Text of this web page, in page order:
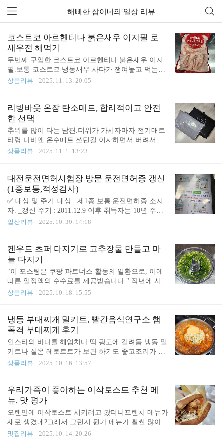
전체 글 (54)
해삐한 삼이네의 일상 리뷰
코스트코 아르헨티나 붉은새우 이지필 로
새우전 해먹기
두번째 구입한 코스트코 아르헨티나 붉은새우 이지
필.보통 코스트코 냉동새우 사다가 쟁여놓고 먹는데,
지난 추석때 아르헨티나 붉은새우 사먹어 봤더니맛
이라 그런가?더 빨리 해동되는 느낌.그리고 아르헨티
나 붉은새우 '이지필' 인 이유.등쪽으로 칼집이 나있
어 해동만 살짝 시켜줘도 쇽쇽 잘까짐.칼집만 있는게
아니라 내장도 제거되어 있어 무척 편하다.새우전을
만들려고 꼬리는 살려서 껍질 제거함.그리고 기름 튈
까봐 꼬리에 물총은 제거하고 소금, 후추로 밑간해
만큼 탱글한 느낌보다는 좀더 부드러워서 오래 익혀
도 질기다는 느낌이 없는것이 특징.그리고 게살못지
않은 단맛을 느낄수 있다..
상품리뷰 2025. 11. 13. 20:05
리빙바웃 온잠 탄소매트, 합리적이고 안전
한 선택
추위를 많이 타는 남편.더위가 가시자마자 전기매트
타령.나비엔 온수매트 쓰던걸 이사하면서 버려서 온
열매트가 없는 상태.3년차 신축인데 방마다 창이 크
는 리빙바웃의 온잠 탄소매트.애들꺼 싱글+커버 2개
남편이랑 내꺼 퀸+커버 1개내돈내산 이다.세개 샀더
니 세박스가 왔다.부직포 가방에 깔끔하게 담겨서 왔
다.비닐 포장된건 온잠 탄소매트와 세트로 판매하는
커버.어차피 탄소매트위에 패드를 깔고 쓸거였어서
패드 대신 커버가 편할것 같아 세트로 주문함.
하기https://link.coupang.com/a/c0lFcA 리빙바웃 탄소
매트 카본매트 온열 전기 온잠매트..
상품리뷰 2025. 11. 1. 13:23
대전운전면허시험장 방문 운전면허증 갱신
(1종보통,적성검사)
✅ 대상 및 주기_대상 : 제1종 보통 운전면허증 소지
자. _갱신 주기 : 2011.12.9 이후 취득자는 10년 주기
이며 갱신 신청 가능 기간은 만료일이 속하는 해의 1
면허증_최근 6개월 이내 촬영한 컬러 사진 2매 (3.5 c
m × 4.5 cm) _수수료 (종별·발급형태에 따라 다름) _
건강검진 결과서 또는 신체검사서(해당 시) ✅️ 건강
검진·신체검사 처리 방법제1종 보통 면허갱신 시 신
체검사서 제출이 기본이나, 최근 2년 이내 건강검진
을 받은 경우 그 결과서를 신체검사서 대신 활용 가
단 시행 검진 이어야 함. _갱신 신청일 기준 2년 이..
일상리뷰 2025. 10. 30. 14:18
켄우드 초퍼 다지기로 고추장물 만들고 마
늘 다지기
"이 포스팅은 쿠팡 파트너스 활동의 일환으로, 이에
따른 일정액의 수수료를 제공받습니다." 작년에 시어
머님이 마늘을 잔뜩 주셔서마늘 다지려고 샀던 켄우
딱 만들어버림.사이즈는 작지만 써보면 딱 좋은 크
기.그리고 아예 갈아버리는 블렌더 랑은 확실히 다르
기 때문에 초퍼 하나 구비해 놓으면 쓸만하다볶음밥
하려고 써본적 있는데 볶음밥용 야채 다지는걸론 별
로였고 주먹밥용으론 괜찮을듯.나는 주로 켄우드 초
퍼를 고추장물 만들거나 마늘 다질때 쓴다.고추장물
우드 초퍼는 작지만 1단계 2단계로 다짐 정도를 조절
할수 있게 되어 있다.무선 초퍼도 있지만 내가 산건
유선.위 버..
상품리뷰 2025. 10. 18. 15:55
냉동 부대찌개 밀키트, 빨간음식연구소 햄
폭격 부대찌개 후기
인스타의 바다를 헤엄치다 딱 광고에 걸려듬.냉동 밀
키트나 실온 레토르트가 보관 하기도 좋고조리가 간
편하기도 해서 광고 뜰때마다 눈여겨 보게 된다.자취
부대찌개.이보다 햄이 많을순 없단다.나는 배송비까
지 해서 3팩 43,700원에 구입.중량은 530g 으로 2~3인
분이라고 한다.1개당 라면사리 1개도 같이 옴.원재료
에 보면 스팸이 들어있음.웬만한 밀키트에 스팸 잘
안들어 있던데.빨간음식연구소 햄폭격 부대찌개 구
성.나가서 부대찌개 사먹는거 생각하면 햄이 확실히
상품리뷰 2025. 10. 16. 13:57
우리가족이 좋아하는 이삭토스트 추천 메
뉴, 맛 평가
오랜만에 이삭토스트 시키려고 봤더니프렌치 메뉴가
새로 생겼네?그래서 그런지 뭔가 메뉴가 훨씬 많아졌
다.배달이 빨리 와서 따끈따끈.중딩아들 감자스페셜
맛집리뷰 2025. 10. 14. 20:26